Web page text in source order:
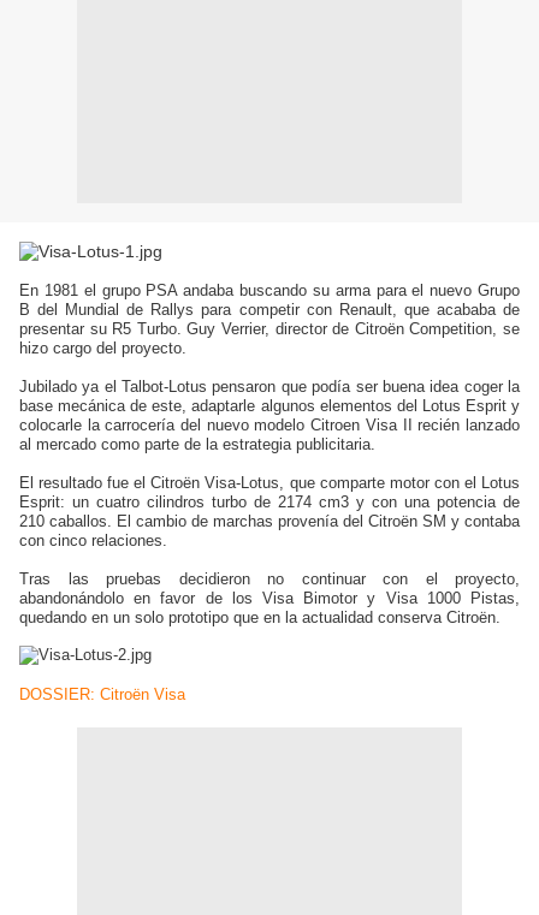
En 1981 el grupo PSA andaba buscando su arma para el nuevo Grupo
B del Mundial de Rallys para competir con Renault, que acababa de
presentar su R5 Turbo. Guy Verrier, director de Citroën Competition, se
hizo cargo del proyecto.
Jubilado ya el Talbot-Lotus pensaron que podía ser buena idea coger la
base mecánica de este, adaptarle algunos elementos del Lotus Esprit y
colocarle la carrocería del nuevo modelo Citroen Visa II recién lanzado
al mercado como parte de la estrategia publicitaria.
El resultado fue el Citroën Visa-Lotus, que comparte motor con el Lotus
Esprit: un cuatro cilindros turbo de 2174 cm3 y con una potencia de
210 caballos. El cambio de marchas provenía del Citroën SM y contaba
con cinco relaciones.
Tras las pruebas decidieron no continuar con el proyecto,
abandonándolo en favor de los Visa Bimotor y Visa 1000 Pistas,
quedando en un solo prototipo que en la actualidad conserva Citroën.
DOSSIER: Citroën Visa